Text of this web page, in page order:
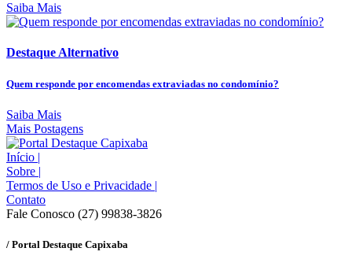
Saiba Mais
Destaque Alternativo
Quem responde por encomendas extraviadas no condomínio?
Saiba Mais
Mais Postagens
Início |
Sobre |
Termos de Uso e Privacidade |
Contato
Fale Conosco (27) 99838-3826
/ Portal Destaque Capixaba